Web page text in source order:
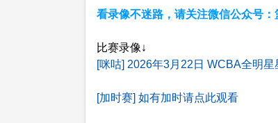
看录像不迷路，请关注微信公众号
比赛录像↓
[咪咕] 2026年3月22日 WCBA全明
[加时赛] 如有加时请点此观看